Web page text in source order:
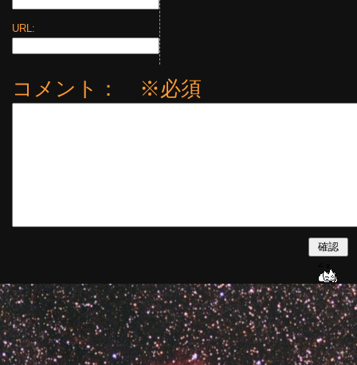
URL:
コメント： ※必須